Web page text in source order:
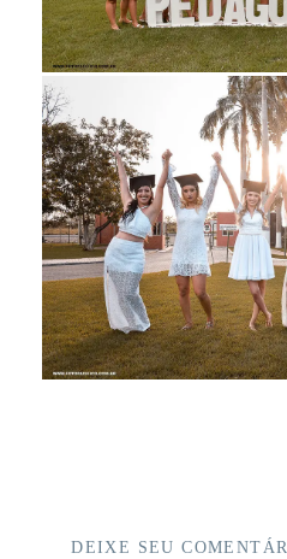
DEIXE SEU